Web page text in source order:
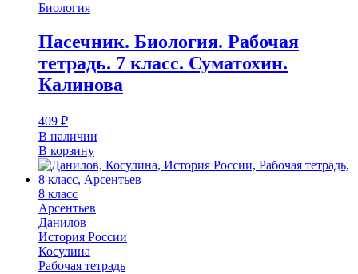
Биология
Пасечник. Биология. Рабочая
тетрадь. 7 класс. Суматохин.
Калинова
409 ₽
В наличии
В корзину
8 класс
Арсентьев
Данилов
История России
Косулина
Рабочая тетрадь